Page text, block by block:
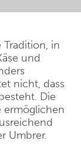
Tradition, in
und
nicht, dass
Die
ermöglichen
Umbrer.